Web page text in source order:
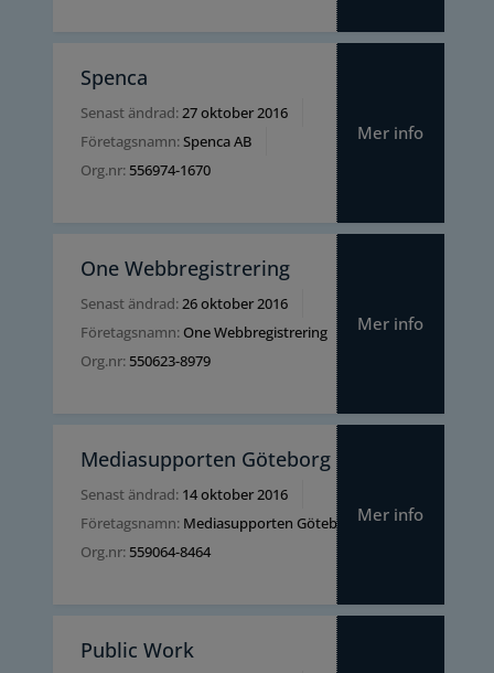
Spenca
Senast ändrad:27 oktober 2016
Företagsnamn:Spenca AB
Org.nr:556974-1670
Mer info
One Webbregistrering
Senast ändrad:26 oktober 2016
Företagsnamn:One Webbregistrering
Org.nr:550623-8979
Mer info
Mediasupporten Göteborg
Senast ändrad:14 oktober 2016
Företagsnamn:Mediasupporten Göteborg AB
Org.nr:559064-8464
Mer info
Public Work